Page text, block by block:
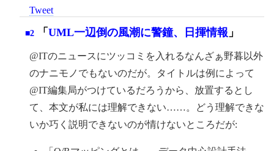
Tweet
■2 「 UML一辺倒の風潮に警鐘、日揮情報 」
@ITのニュースにツッコミを入れるなんざぁ野暮以外
のナニモノでもないのだが。タイトルは例によって
@IT編集局がつけているだろうから、放置するとし
て、本文が私には理解できない……。どう理解できな
いか巧く説明できないのが情けないところだが: